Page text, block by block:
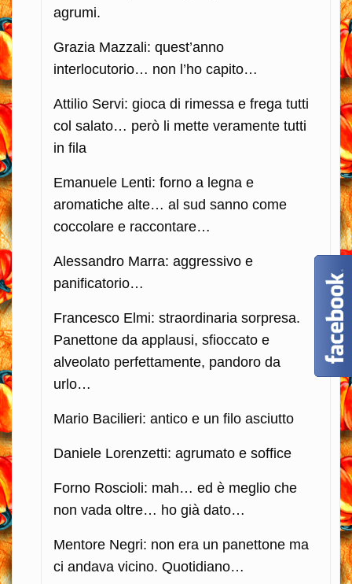
agrumi.
Grazia Mazzali: quest’anno
interlocutorio… non l’ho capito…
Attilio Servi: gioca di rimessa e frega tutti
col salato… però li mette veramente tutti
in fila
Emanuele Lenti: forno a legna e
aromatiche alte… al sud sanno come
coccolare e raccontare…
Alessandro Marra: aggressivo e
panificatorio…
Francesco Elmi: straordinaria sorpresa.
Panettone da applausi, sfioccato e
alveolato perfettamente, pandoro da
urlo…
Mario Bacilieri: antico e un filo asciutto
Daniele Lorenzetti: agrumato e soffice
Forno Roscioli: mah… ed è meglio che
non vada oltre… ho già dato…
Mentore Negri: non era un panettone ma
ci andava vicino. Quotidiano…